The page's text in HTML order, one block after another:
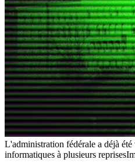
L'administration fédérale a déjà été
informatiques à plusieurs reprises